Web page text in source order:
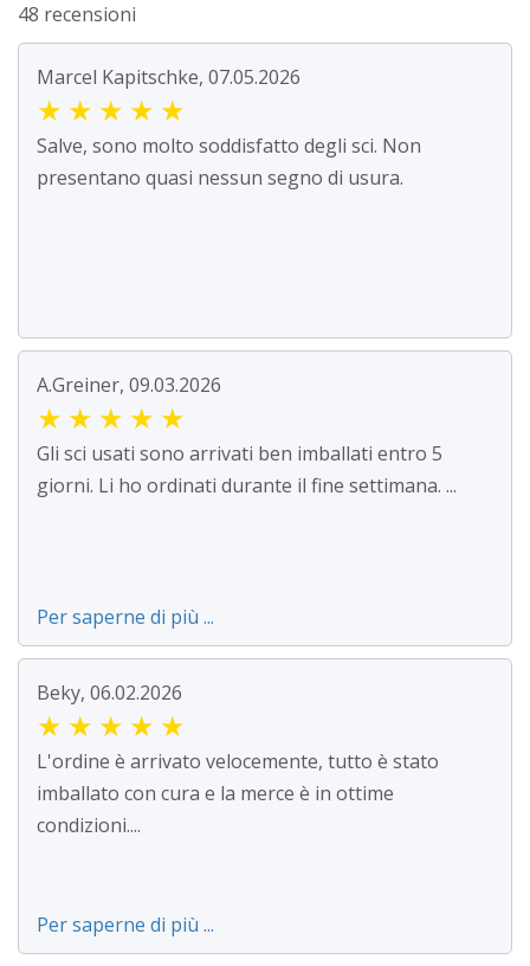
48 recensioni
Marcel Kapitschke, 07.05.2026
★ ★ ★ ★ ★
Salve, sono molto soddisfatto degli sci. Non
presentano quasi nessun segno di usura.
A.Greiner, 09.03.2026
★ ★ ★ ★ ★
Gli sci usati sono arrivati ben imballati entro 5
giorni. Li ho ordinati durante il fine settimana. ...
Per saperne di più ...
Beky, 06.02.2026
★ ★ ★ ★ ★
L'ordine è arrivato velocemente, tutto è stato
imballato con cura e la merce è in ottime
condizioni....
Per saperne di più ...